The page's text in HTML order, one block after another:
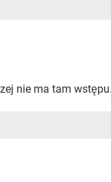
nie ma tam